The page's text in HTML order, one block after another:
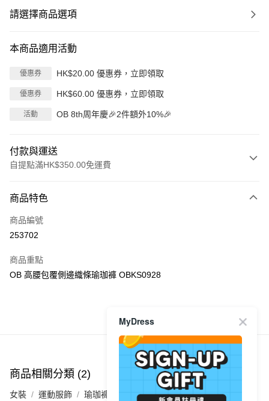
請選擇商品選項
本商品適用活動
優惠券 HK$20.00 優惠券，立即領取
優惠券 HK$60.00 優惠券，立即領取
活動 OB 8th周年慶🎉2件額外10%🎉
付款與運送
自提點滿HK$350.00免運費
信用卡
Apple Pay
PayMe
每筆HK$40.00，滿HK$350.00或以上免運費
付款後順豐站及營業點
每筆HK$40.00，滿HK$350.00或以上免運費
商品特色
商品編號
253702
商品重點
OB 高腰包覆側邊織條瑜珈褲 OBKS0928
商品推薦
商品相關分類 (2)
女裝 運動服飾 瑜珈褲｜運動褲
MyDress